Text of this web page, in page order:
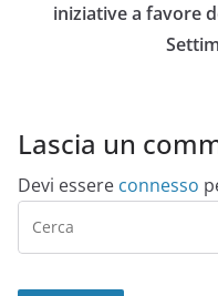
iniziative a favore
Lascia un
Devi essere connesso